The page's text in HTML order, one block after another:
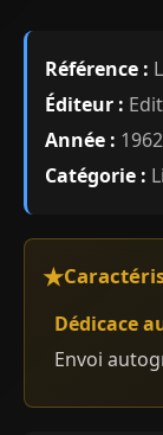
Référence :
Éditeur :
Année : 1962
Catégorie :
Dédicace
Envoi